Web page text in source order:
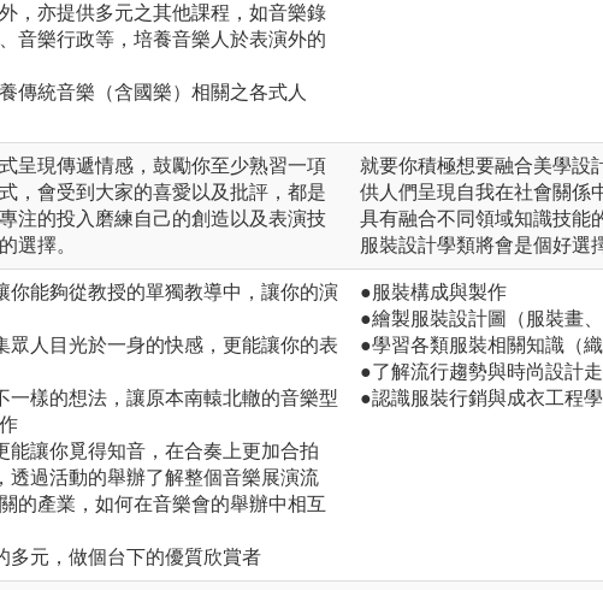
，亦提供多元之其他課程，如音樂錄
音樂行政等，培養音樂人於表演外的
傳統音樂（含國樂）相關之各式人
呈現傳遞情感，鼓勵你至少熟習一項
，會受到大家的喜愛以及批評，都是
注的投入磨練自己的創造以及表演技
選擇。
就要你積極想要融合美學設
供人們呈現自我在社會關係
具有融合不同領域知識技能
服裝設計學類將會是個好選
你能夠從教授的單獨教導中，讓你的演
眾人目光於一身的快感，更能讓你的表
一樣的想法，讓原本南轅北轍的音樂型
能讓你覓得知音，在合奏上更加合拍
透過活動的舉辦了解整個音樂展演流
的產業，如何在音樂會的舉辦中相互
多元，做個台下的優質欣賞者
●服裝構成與製作
●繪製服裝設計圖（服裝畫
●學習各類服裝相關知識（
●了解流行趨勢與時尚設計
●認識服裝行銷與成衣工程學